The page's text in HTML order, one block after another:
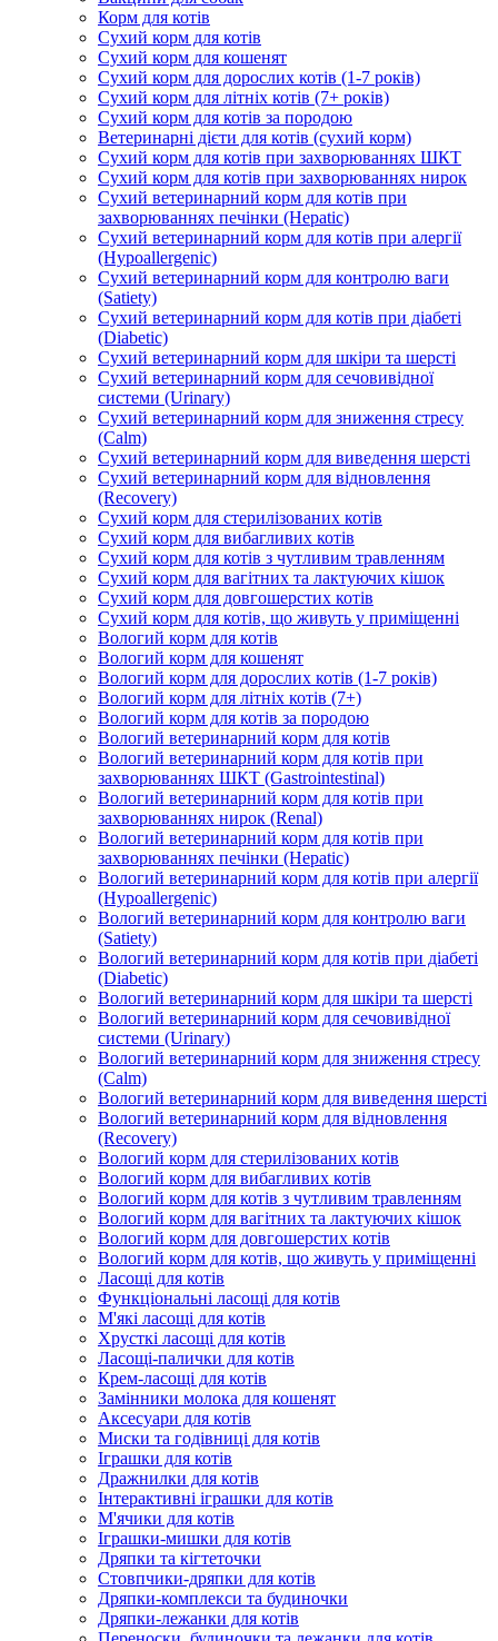
Корм для котів
Сухий корм для котів
Сухий корм для кошенят
Сухий корм для дорослих котів (1-7 років)
Сухий корм для літніх котів (7+ років)
Сухий корм для котів за породою
Ветеринарні дієти для котів (сухий корм)
Сухий корм для котів при захворюваннях ШКТ
Сухий корм для котів при захворюваннях нирок
Сухий ветеринарний корм для котів при
захворюваннях печінки (Hepatic)
Сухий ветеринарний корм для котів при алергії
(Hypoallergenic)
Сухий ветеринарний корм для контролю ваги
(Satiety)
Сухий ветеринарний корм для котів при діабеті
(Diabetic)
Сухий ветеринарний корм для шкіри та шерсті
Сухий ветеринарний корм для сечовивідної
системи (Urinary)
Сухий ветеринарний корм для зниження стресу
(Calm)
Сухий ветеринарний корм для виведення шерсті
Сухий ветеринарний корм для відновлення
(Recovery)
Сухий корм для стерилізованих котів
Сухий корм для вибагливих котів
Сухий корм для котів з чутливим травленням
Сухий корм для вагітних та лактуючих кішок
Сухий корм для довгошерстих котів
Сухий корм для котів, що живуть у приміщенні
Вологий корм для котів
Вологий корм для кошенят
Вологий корм для дорослих котів (1-7 років)
Вологий корм для літніх котів (7+)
Вологий корм для котів за породою
Вологий ветеринарний корм для котів
Вологий ветеринарний корм для котів при
захворюваннях ШКТ (Gastrointestinal)
Вологий ветеринарний корм для котів при
захворюваннях нирок (Renal)
Вологий ветеринарний корм для котів при
захворюваннях печінки (Hepatic)
Вологий ветеринарний корм для котів при алергії
(Hypoallergenic)
Вологий ветеринарний корм для контролю ваги
(Satiety)
Вологий ветеринарний корм для котів при діабеті
(Diabetic)
Вологий ветеринарний корм для шкіри та шерсті
Вологий ветеринарний корм для сечовивідної
системи (Urinary)
Вологий ветеринарний корм для зниження стресу
(Calm)
Вологий ветеринарний корм для виведення шерсті
Вологий ветеринарний корм для відновлення
(Recovery)
Вологий корм для стерилізованих котів
Вологий корм для вибагливих котів
Вологий корм для котів з чутливим травленням
Вологий корм для вагітних та лактуючих кішок
Вологий корм для довгошерстих котів
Вологий корм для котів, що живуть у приміщенні
Ласощі для котів
Функціональні ласощі для котів
М'які ласощі для котів
Хрусткі ласощі для котів
Ласощі-палички для котів
Крем-ласощі для котів
Замінники молока для кошенят
Аксесуари для котів
Миски та годівниці для котів
Іграшки для котів
Дражнилки для котів
Інтерактивні іграшки для котів
М'ячики для котів
Іграшки-мишки для котів
Дряпки та кігтеточки
Стовпчики-дряпки для котів
Дряпки-комплекси та будиночки
Дряпки-лежанки для котів